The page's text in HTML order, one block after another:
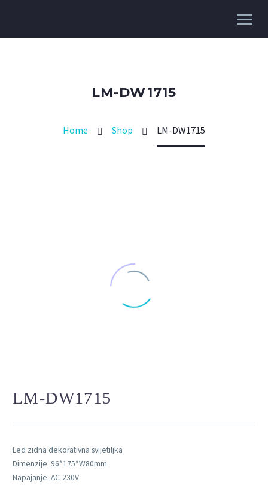
LM-DW1715
Home Shop LM-DW1715
LM-DW1715
Led zidna dekorativna svijetiljka
Dimenzije: 96*175*W80mm
Napajanje: AC-230V